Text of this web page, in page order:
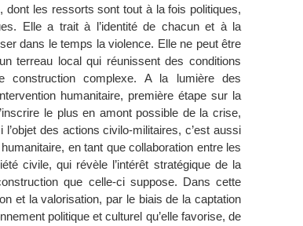
dont les ressorts sont tout à la fois politiques,
Elle a trait à l’identité de chacun et à la
dans le temps la violence. Elle ne peut être
terreau local qui réunissent des conditions
complexe. A la lumière des
humanitaire, première étape sur la
le plus en amont possible de la crise,
des actions civilo-militaires, c’est aussi
en tant que collaboration entre les
civile, qui révèle l’intérêt stratégique de la
que celle-ci suppose. Dans cette
et la valorisation, par le biais de la captation
politique et culturel qu’elle favorise, de